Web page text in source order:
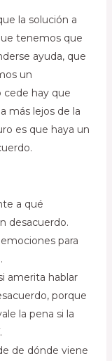
la solución a
tenemos que
ayuda, que
un
cede hay que
más lejos de la
es que haya un
a qué
desacuerdo.
para
amerita hablar
porque
la pena si la
de dónde viene